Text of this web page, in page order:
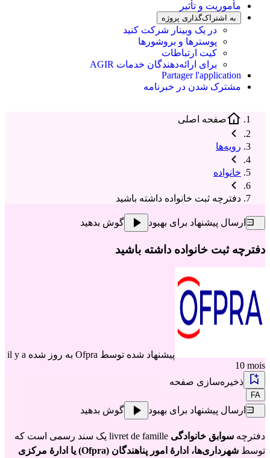
مأموریت و تأثیر
به اشتراک‌گذاری پروژه
در یک وبینار شرکت کنید
پوسترها و بروشورها
کیت ارتباطات
برای ارائه‌دهندگان خدمات AGIR
Partager l'application
مشترک شدن در خبرنامه
صفحه اصلی
رویه‌ها
خانواده
دفترچه ثبت خانواده داشته باشید
ارسال پیشنهاد برای بهبود گوش بدهید
دفترچه ثبت خانواده داشته باشید
پیشنهاد شده توسط Ofpra
به روز شده il y a
10 mois
ذخیره‌سازی صفحه
FA
ارسال پیشنهاد برای بهبود گوش بدهید
دفترچه سوابق خانوادگی
توسط